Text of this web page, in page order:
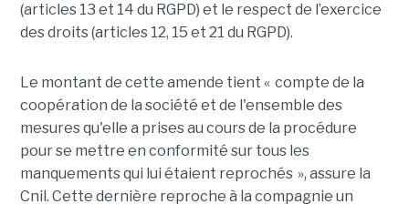
(articles 13 et 14 du RGPD) et le respect de l’exercice
des droits (articles 12, 15 et 21 du RGPD).
Le montant de cette amende tient « compte de la
coopération de la société et de l'ensemble des
mesures qu'elle a prises au cours de la procédure
pour se mettre en conformité sur tous les
manquements qui lui étaient reprochés », assure la
Cnil. Cette dernière reproche à la compagnie un